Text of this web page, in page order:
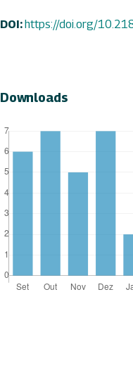
DOI:https://doi.org/
Downloads